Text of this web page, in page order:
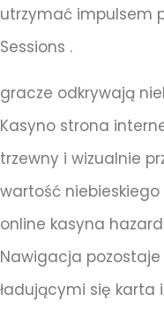
utrzymać impulsem
Sessions .
gracze odkrywają
Kasyno strona
trzewny i wizualnie
wartość
online kasyna
Nawigacja pozostaje
ładującymi się